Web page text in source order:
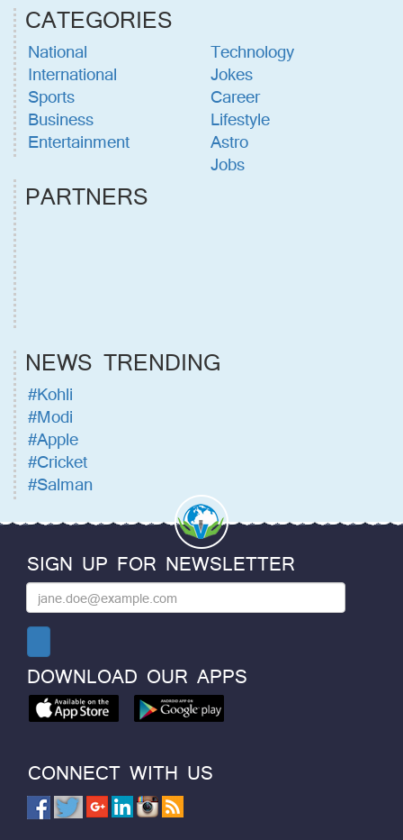
CATEGORIES
National
International
Sports
Business
Entertainment
Technology
Jokes
Career
Lifestyle
Astro
Jobs
PARTNERS
NEWS TRENDING
#Kohli
#Modi
#Apple
#Cricket
#Salman
SIGN UP FOR NEWSLETTER
DOWNLOAD OUR APPS
CONNECT WITH US